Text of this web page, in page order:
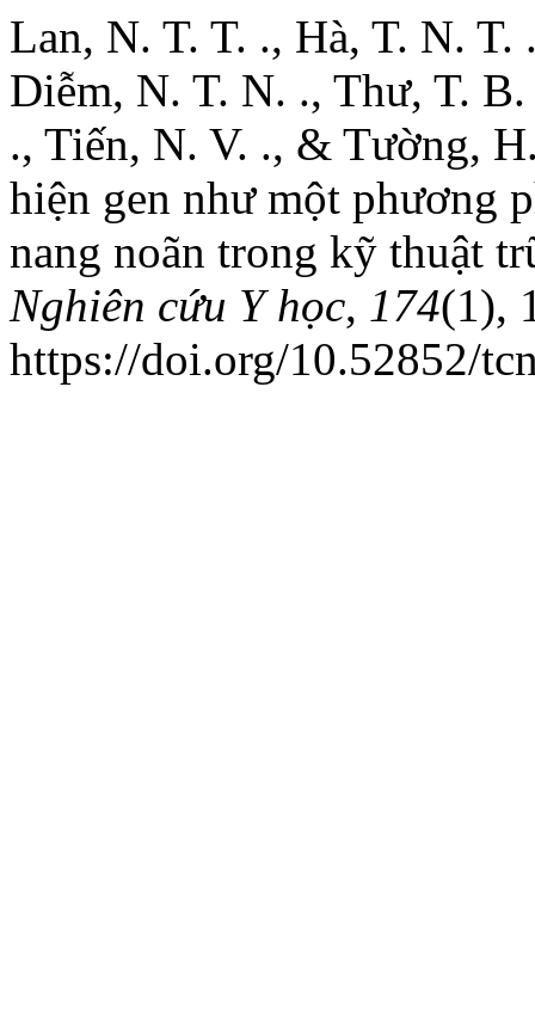
Lan, N. T. T. ., Hà, T. N.
Diễm, N. T. N. ., Thư, T.
., Tiến, N. V. ., & Tường,
hiện gen như một phương
nang noãn trong kỹ thuật
Nghiên cứu Y học, 174(1),
https://doi.org/10.52852/